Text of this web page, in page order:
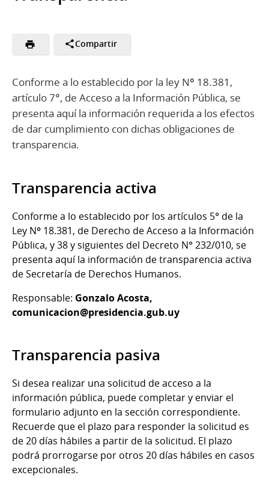
Compartir
Conforme a lo establecido por la ley Nº 18.381,
artículo 7°, de Acceso a la Información Pública, se
presenta aquí la información requerida a los efectos
de dar cumplimiento con dichas obligaciones de
transparencia.
Transparencia activa
Conforme a lo establecido por los artículos 5° de la
Ley Nº 18.381, de Derecho de Acceso a la Información
Pública, y 38 y siguientes del Decreto N° 232/010, se
presenta aquí la información de transparencia activa
de Secretaría de Derechos Humanos.
Responsable: Gonzalo Acosta,
comunicacion@presidencia.gub.uy
Transparencia pasiva
Si desea realizar una solicitud de acceso a la
información pública, puede completar y enviar el
formulario adjunto en la sección correspondiente.
Recuerde que el plazo para responder la solicitud es
de 20 días hábiles a partir de la solicitud. El plazo
podrá prorrogarse por otros 20 días hábiles en casos
excepcionales.